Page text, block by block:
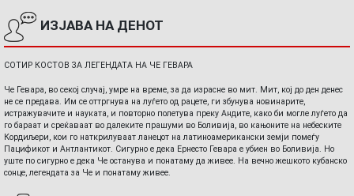
ИЗЈАВА НА ДЕНОТ
СОТИР КОСТОВ ЗА ЛЕГЕНДАТА НА ЧЕ ГЕВАРА
Че Гевара, во секој случај, умре на време, за да израсне во мит. Мит, кој до ден денес
не се предава. Им се оттргнува на луѓето од рацете, ги збунува новинарите,
истражувачите и науката, и повторно полетува преку Андите, како би могле луѓето да
го бараат и среќаваат во далеките прашуми во Боливија, во кањоните на небеските
Кордиљери, кои го наткрилуваат ланецот на латиноамерикански земји помеѓу
Пацификот и Антлантикот. Сигурно е дека Ернесто Гевара е убиен во Боливија. Но
уште по сигурно е дека Че останува и понатаму да живее. На вечно жешкото кубанско
сонце, легендата за Че и понатаму живее.